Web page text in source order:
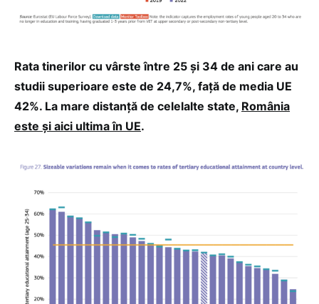
Rata tinerilor cu vârste între 25 și 34 de ani care au
studii superioare este de 24,7%, față de media UE
42%. La mare distanță de celelalte state, România
este și aici ultima în UE.